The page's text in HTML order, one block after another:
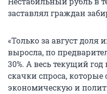
заставлял граждан
«Только за август доля
выросла, по
30%. А весь текущий
скачки спроса,
экономическую и